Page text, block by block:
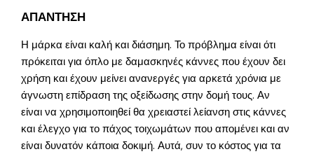
ΑΠΑΝΤΗΣΗ
Η μάρκα είναι καλή και διάσημη. Το πρόβλημα είναι ότι
πρόκειται για όπλο με δαμασκηνές κάννες που έχουν δει
χρήση και έχουν μείνει ανανεργές για αρκετά χρόνια με
άγνωστη επίδραση της οξείδωσης στην δομή τους. Αν
είναι να χρησιμοποιηθεί θα χρειαστεί λείανση στις κάννες
και έλεγχο για το πάχος τοιχωμάτων που απομένει και αν
είναι δυνατόν κάποια δοκιμή. Αυτά, συν το κόστος για τα